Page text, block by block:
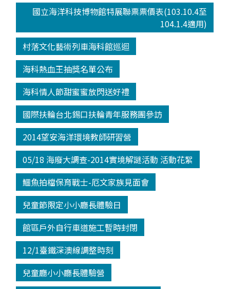
國立海洋科技博物館特展聯票票價表(103.10.4至
104.1.4適用)
村落文化藝術列車海科館巡迴
海科熱血王抽獎名單公布
海科情人節甜蜜蜜放閃送好禮
國際扶輪台北錫口扶輪青年服務團參訪
2014望安海洋環境教師研習營
05/18 海廢大調查-2014實境解謎活動 活動花絮
鱷魚拍檔保育戰士-厄文家族見面會
兒童節限定小小廳長體驗日
館區戶外自行車道施工暫時封閉
12/1臺鐵深澳線調整時刻
兒童廳小小廳長體驗營